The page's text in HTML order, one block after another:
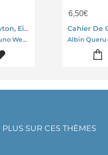
Sciences ; Newton, Einstein, Marie Curie
Albin Queru-Bruno Wennagel-Mathieu Ferret
6,50€
SUR CES THÈMES